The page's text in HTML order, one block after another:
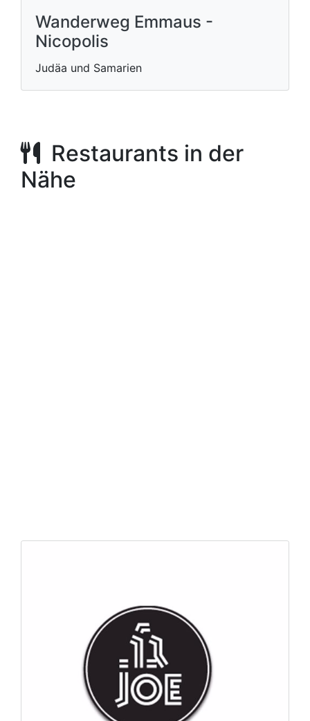
Wanderweg Emmaus -
Nicopolis
Judäa und Samarien
Restaurants in der
Nähe